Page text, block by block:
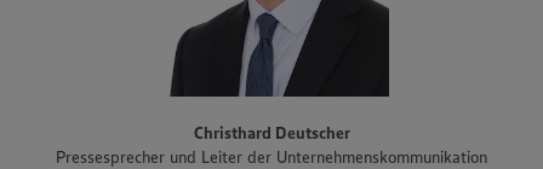
arbeitet EDEKA Südwest beispielsweise mit mehr als 1.500
Erzeugern und Lieferanten aus Bundesländern des Vertriebsgebiets
zusammen. Eine Auswahl an Partnerbetrieben der regionalen
Landwirtschaft im Überblick gibt es unter
Unternehmensverbund, inklusive des selbständigen Einzelhandels,
ist mit rund 47.000 Mitarbeitenden, darunter etwa 3.400
Christhard Deutscher
Pressesprecher und Leiter der Unternehmenskommunikation